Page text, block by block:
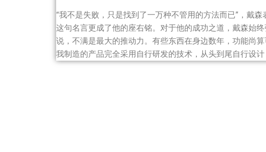
“我不是失败，只是找到了一万种不管用的方法而已”，戴
这句名言更成了他的座右铭。对于他的成功之道，戴森始
说，不满是最大的推动力。有些东西在身边数年，功能尚
我制造的产品完全采用自行研发的技术，从头到尾自行设